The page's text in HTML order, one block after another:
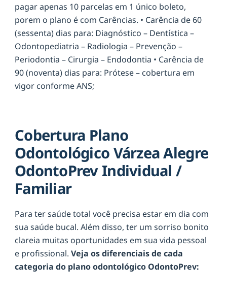
pagar apenas 10 parcelas em 1 único boleto,
porem o plano é com Carências. • Carência de 60
(sessenta) dias para: Diagnóstico – Dentística –
Odontopediatria – Radiologia – Prevenção –
Periodontia – Cirurgia – Endodontia • Carência de
90 (noventa) dias para: Prótese – cobertura em
vigor conforme ANS;
Cobertura Plano
Odontológico Várzea Alegre
OdontoPrev Individual /
Familiar
Para ter saúde total você precisa estar em dia com
sua saúde bucal. Além disso, ter um sorriso bonito
clareia muitas oportunidades em sua vida pessoal
e profissional. Veja os diferenciais de cada
categoria do plano odontológico OdontoPrev: